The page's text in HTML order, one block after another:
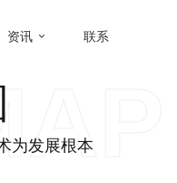
资讯 联系
为发展根本